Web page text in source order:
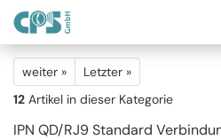
weiter »
Letzter »
12 Artikel in dieser Kategorie
IPN QD/RJ9 Standard